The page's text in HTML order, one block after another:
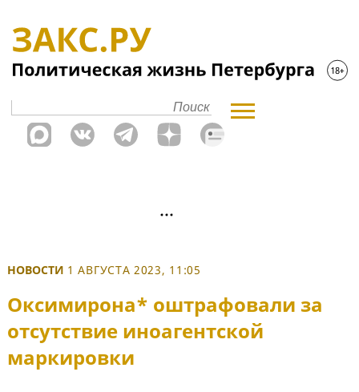
НОВОСТИ 1 АВГУСТА 2023, 11:05
Оксимирона* оштрафовали за
отсутствие иноагентской
маркировки